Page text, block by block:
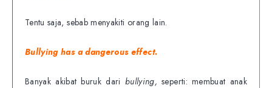
Tentu saja, sebab menyakiti orang lain.
Bullying has a dangerous effect.
Banyak akibat buruk dari bullying, seperti: membuat anak